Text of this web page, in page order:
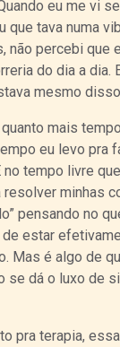
eu me vi
que tava numa
não percebi que
do dia a dia.
mesmo disso.
mais
eu levo pra
tempo livre
minhas
pensando no
estar
Mas é algo de
se dá o luxo de
pra terapia,